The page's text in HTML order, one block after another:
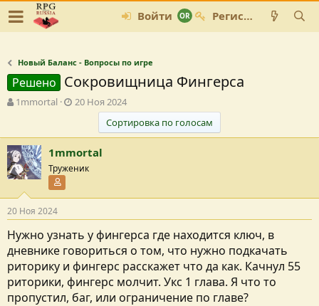
Войти Регистрация
Новый Баланс - Вопросы по игре
Решено Сокровищница Фингерса
А
о
р
т
е
м
1mmortal
Д
а
с
о
н
я
20 Ноя 2024
Сортировка по голосам
1mmortal
Труженик
20 Ноя 2024
Нужно узнать у фингерса где находится ключ, в
дневнике говориться о том, что нужно подкачать
риторику и фингерс расскажет что да как. Качнул 55
риторики, фингерс молчит. Укс 1 глава. Я что то
пропустил, баг, или ограничение по главе?